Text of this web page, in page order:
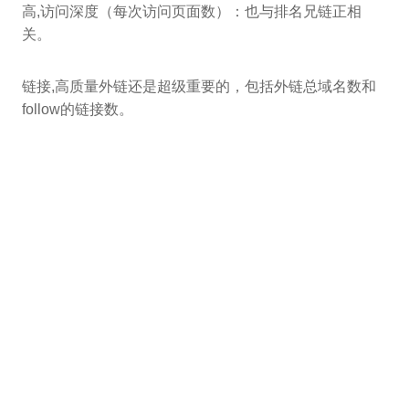
高,访问深度（每次访问页面数）：也与排名兄链正相
关。
链接,高质量外链还是超级重要的，包括外链总域名数和
follow的链接数。